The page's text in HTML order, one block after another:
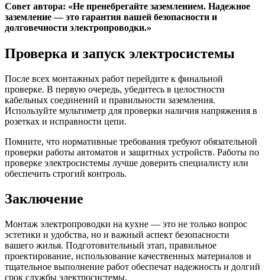
Совет автора: «Не пренебрегайте заземлением. Надежное
заземление — это гарантия вашей безопасности и
долговечности электропроводки.»
Проверка и запуск электросистемы
После всех монтажных работ перейдите к финальной
проверке. В первую очередь, убедитесь в целостности
кабельных соединений и правильности заземления.
Используйте мультиметр для проверки наличия напряжения в
розетках и исправности цепи.
Помните, что нормативные требования требуют обязательной
проверки работы автоматов и защитных устройств. Работы по
проверке электросистемы лучше доверить специалисту или
обеспечить строгий контроль.
Заключение
Монтаж электропроводки на кухне — это не только вопрос
эстетики и удобства, но и важный аспект безопасности
вашего жилья. Подготовительный этап, правильное
проектирование, использование качественных материалов и
тщательное выполнение работ обеспечат надежность и долгий
срок службы электросистемы.